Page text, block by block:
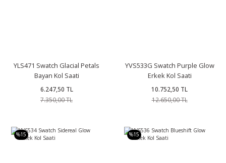
YLS471 Swatch Glacial Petals
Bayan Kol Saati
6.247,50 TL
7.350,00 TL
YVS533G Swatch Purple Glow
Erkek Kol Saati
10.752,50 TL
12.650,00 TL
%15 %15